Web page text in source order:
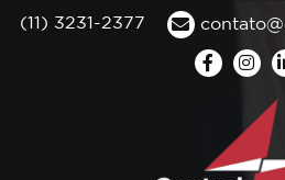
(11) 3231-2377